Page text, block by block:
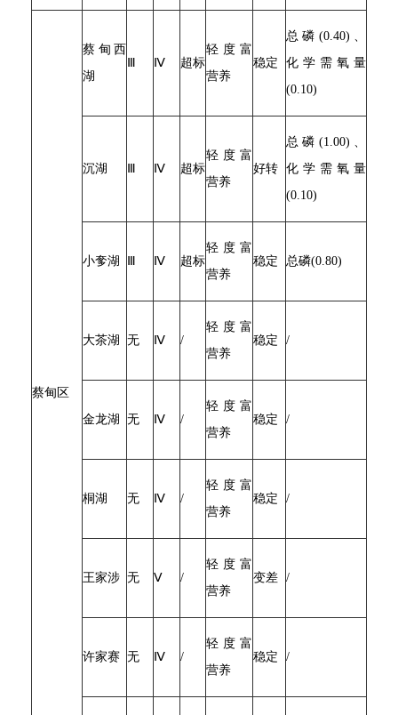
蔡甸区
蔡甸西
湖
Ⅳ 超标
轻度富
营养
稳定
总磷(0.40)、
化学需氧量
(0.10)
沉湖 Ⅳ 超标
轻度富
营养
好转
总磷(1.00)、
化学需氧量
(0.10)
小奓湖 Ⅳ 超标
轻度富
营养
稳定 总磷(0.80)
大茶湖 无 Ⅳ /
轻度富
营养
稳定 /
金龙湖 无 Ⅳ /
轻度富
营养
稳定 /
桐湖 无 Ⅳ /
轻度富
营养
稳定 /
王家涉 无 Ⅴ /
轻度富
营养
变差 /
许家赛 无 Ⅳ /
轻度富
营养
稳定 /